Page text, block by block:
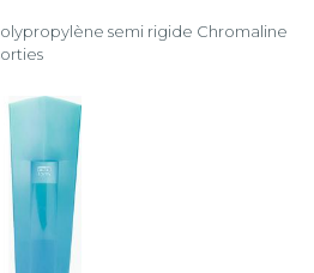
semi rigide Chromaline